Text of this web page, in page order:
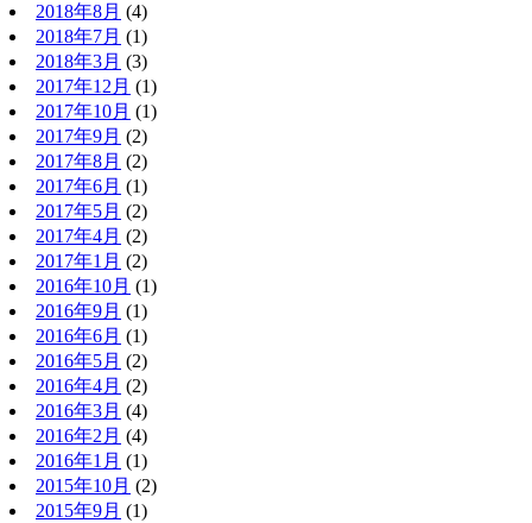
2018年8月 (4)
2018年7月 (1)
2018年3月 (3)
2017年12月 (1)
2017年10月 (1)
2017年9月 (2)
2017年8月 (2)
2017年6月 (1)
2017年5月 (2)
2017年4月 (2)
2017年1月 (2)
2016年10月 (1)
2016年9月 (1)
2016年6月 (1)
2016年5月 (2)
2016年4月 (2)
2016年3月 (4)
2016年2月 (4)
2016年1月 (1)
2015年10月 (2)
2015年9月 (1)